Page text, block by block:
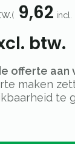
(9,62 incl.
btw.
offerte aan
maken
te